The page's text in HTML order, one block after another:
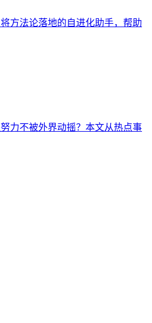
方法论落地的自进化助手，帮助
力不被外界动摇？本文从热点事